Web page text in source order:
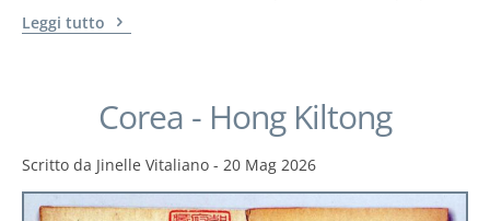
Leggi tutto
Corea - Hong Kiltong
Scritto da Jinelle Vitaliano - 20 Mag 2026